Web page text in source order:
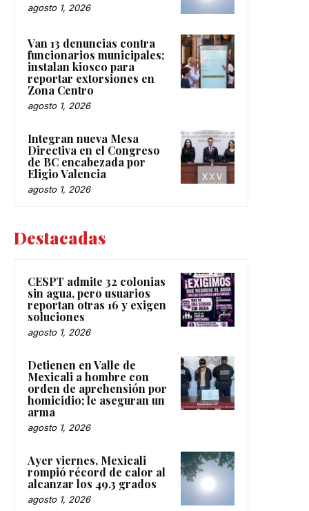
agosto 1, 2026
Van 13 denuncias contra
funcionarios municipales;
instalan kiosco para
reportar extorsiones en
Zona Centro
agosto 1, 2026
Integran nueva Mesa
Directiva en el Congreso
de BC encabezada por
Eligio Valencia
agosto 1, 2026
Destacadas
CESPT admite 32 colonias
sin agua, pero usuarios
reportan otras 16 y exigen
soluciones
agosto 1, 2026
Detienen en Valle de
Mexicali a hombre con
orden de aprehensión por
homicidio; le aseguran un
arma
agosto 1, 2026
Ayer viernes, Mexicali
rompió récord de calor al
alcanzar los 49.3 grados
agosto 1, 2026